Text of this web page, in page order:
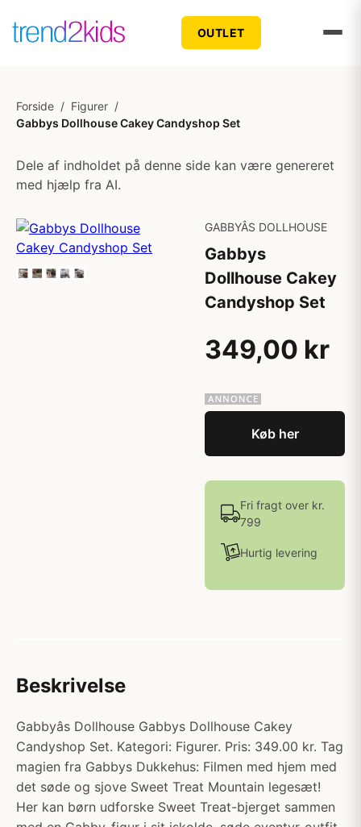
OUTLET
Forside / Figurer /
Gabbys Dollhouse Cakey Candyshop Set
Dele af indholdet på denne side kan være genereret
med hjælp fra AI.
GABBYÂS DOLLHOUSE
Gabbys
Dollhouse Cakey
Candyshop Set
349,00 kr
Køb her
Fri fragt over kr.
799
Hurtig levering
Beskrivelse
Gabbyâs Dollhouse Gabbys Dollhouse Cakey
Candyshop Set. Kategori: Figurer. Pris: 349.00 kr. Tag
magien fra Gabbys Dukkehus: Filmen med hjem med
det søde og sjove Sweet Treat Mountain legesæt!
Her kan børn udforske Sweet Treat-bjerget sammen